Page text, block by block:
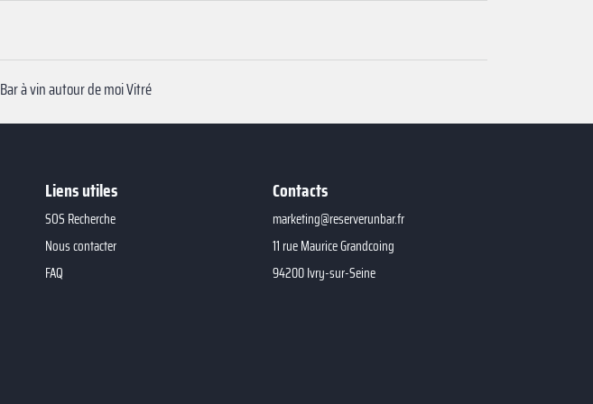
Bar à vin autour de moi Vitré
Liens utiles
SOS Recherche
Nous contacter
FAQ
Contacts
marketing@reserverunbar.fr
11 rue Maurice Grandcoing
94200 Ivry-sur-Seine